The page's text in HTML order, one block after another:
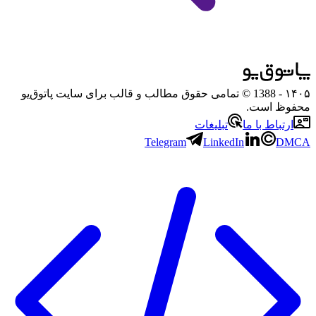
۱۴۰۵
- 1388 © تمامی حقوق مطالب و قالب برای سایت پاتوق‌یو
محفوظ است.
ارتباط با ما
تبلیغات
Telegram
LinkedIn DMCA